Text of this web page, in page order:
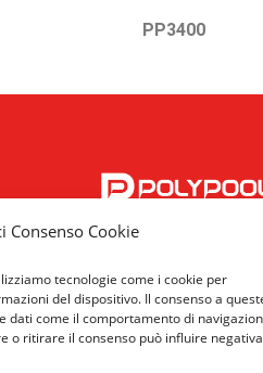
Consenso Cookie
tecnologie come i cookie per
del dispositivo. Il consenso a
come il comportamento di
o ritirare il consenso può influire
PP3400